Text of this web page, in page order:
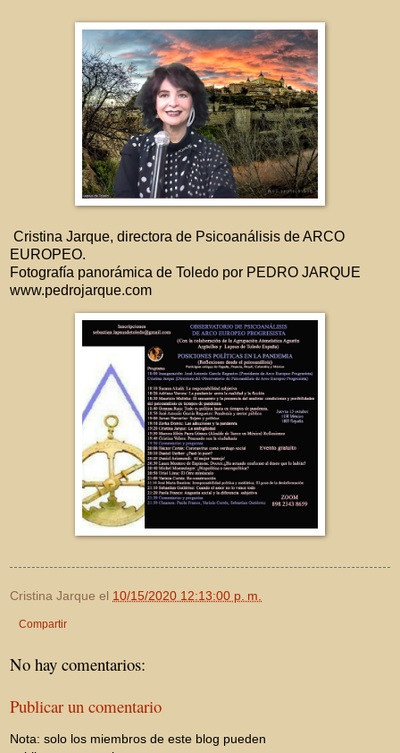
Cristina Jarque, directora de Psicoanálisis de ARCO
EUROPEO.
Fotografía panorámica de Toledo por PEDRO JARQUE
www.pedrojarque.com
Cristina Jarque el 10/15/2020 12:13:00 p. m.
Compartir
No hay comentarios:
Publicar un comentario
Nota: solo los miembros de este blog pueden